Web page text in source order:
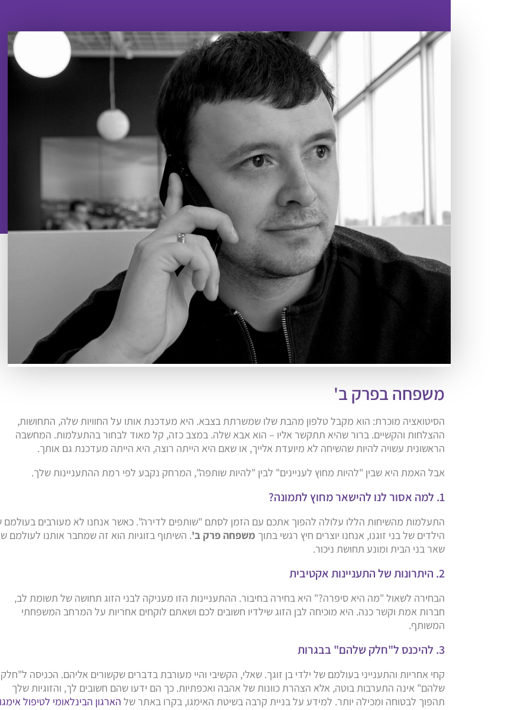
משפחה בפרק ב'
הסיטואציה מוכרת: הוא מקבל טלפון מהבת שלו שמשרתת בצבא. היא מעדכנת אותו על החוויות שלה, התחושות,
ההצלחות והקשיים. ברור שהיא תתקשר אליו – הוא אבא שלה. במצב כזה, קל מאוד לבחור בהתעלמות. המחשבה
הראשונית עשויה להיות שהשיחה לא מיועדת אלייך, או שאם היא הייתה רוצה, היא הייתה מעדכנת גם אותך.
אבל האמת היא שבין "להיות מחוץ לעניינים" לבין "להיות שותפה", המרחק נקבע לפי רמת ההתעניינות שלך.
1. למה אסור לנו להישאר מחוץ לתמונה?
התעלמות מהשיחות הללו עלולה להפוך אתכם עם הזמן לסתם "שותפים לדירה". כאשר אנחנו לא מעורבים בעולמם
הילדים של בני זוגנו, אנחנו יוצרים חיץ רגשי בתוך משפחה פרק ב'. השיתוף בזוגיות הוא זה שמחבר אותנו לעולמם
שאר בני הבית ומונע תחושת ניכור.
2. היתרונות של התעניינות אקטיבית
הבחירה לשאול "מה היא סיפרה?" היא בחירה בחיבור. ההתעניינות הזו מעניקה לבני הזוג תחושה של תשומת לב,
חברות אמת וקשר כנה. היא מוכיחה לבן הזוג שילדיו חשובים לכם ושאתם לוקחים אחריות על המרחב המשפחתי
המשותף.
3. להיכנס ל"חלק שלהם" בבגרות
קחי אחריות והתענייני בעולמם של ילדי בן זוגך. שאלי, הקשיבי והיי מעורבת בדברים שקשורים אליהם. הכניסה ל"חלק
שלהם" אינה התערבות בוטה, אלא הצהרת כוונות של אהבה ואכפתיות. כך הם ידעו שהם חשובים לך, והזוגיות שלך
תהפוך לבטוחה ומכילה יותר. למידע על בניית קרבה בשיטת האימגו, בקרו באתר של הארגון הבינלאומי לטיפול אימגו